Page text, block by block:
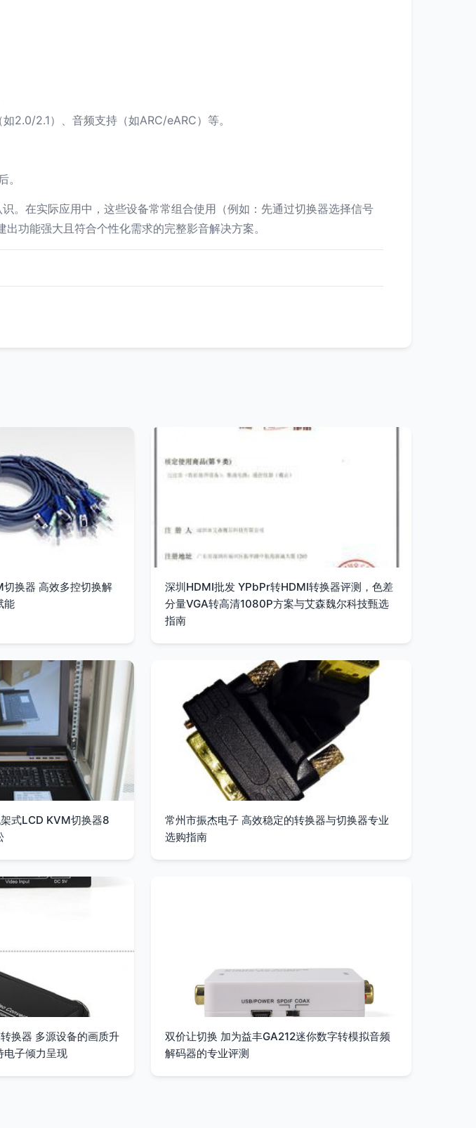
2.0/2.1）、音频支持（如ARC/eARC）等。
。在实际应用中，这些设备常常组合使用（例如：先通过切换器选择信号
功能强大且符合个性化需求的完整影音解决方案。
换器 高效多控切换解
能
深圳HDMI批发 YPbPr转HDMI转换器评测，色差
分量VGA转高清1080P方案与艾森魏尔科技甄选
指南
式LCD KVM切换器8
常州市振杰电子 高效稳定的转换器与切换器专业
选购指南
换器 多源设备的画质升
子倾力呈现
双价让切换 加为益丰GA212迷你数字转模拟音频
解码器的专业评测